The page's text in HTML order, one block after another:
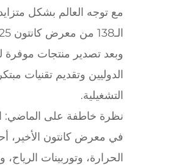
مع توجه العالم بشكل
الـ138 من معرض كانتون 2025 (المرحلة الأولى)، حيث ستُقدِّم أحدث التطورات في حلول الطاقة الشمسية والمتجددة.
وبعد تصدير منتجات موفرة
الدوليين وتقديم تقنيات
التشغيلية.
نظرة خاطفة على الماضي:
في معرض كانتون الأخير،
الحرارة، وتوربينات